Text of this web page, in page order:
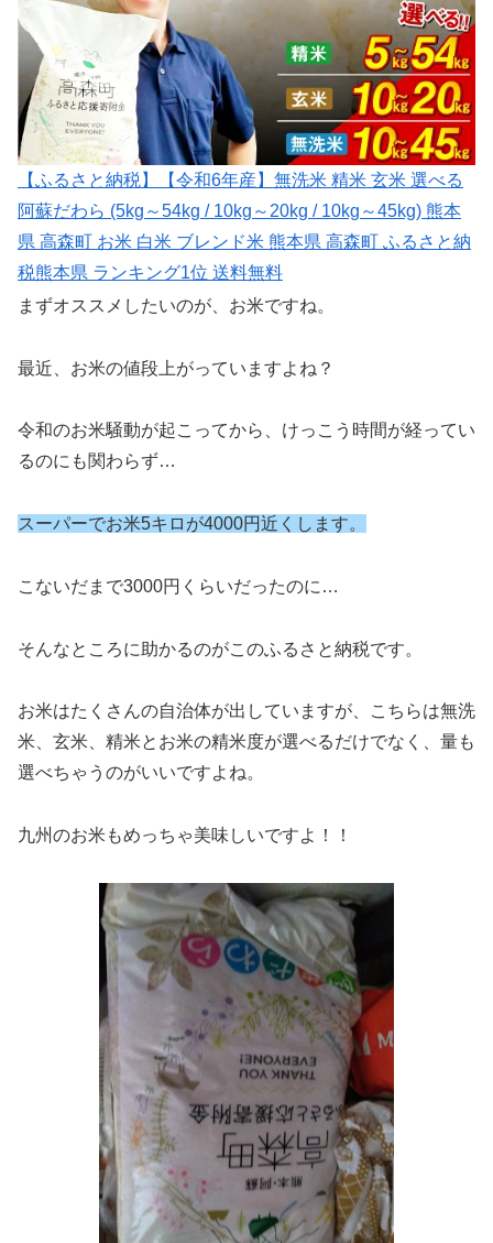
【ふるさと納税】【令和6年産】無洗米 精米 玄米 選べる
阿蘇だわら (5kg～54kg / 10kg～20kg / 10kg～45kg) 熊本
県 高森町 お米 白米 ブレンド米 熊本県 高森町 ふるさと納
税熊本県 ランキング1位 送料無料
まずオススメしたいのが、お米ですね。
最近、お米の値段上がっていますよね？
令和のお米騒動が起こってから、けっこう時間が経ってい
るのにも関わらず…
スーパーでお米5キロが4000円近くします。
こないだまで3000円くらいだったのに…
そんなところに助かるのがこのふるさと納税です。
お米はたくさんの自治体が出していますが、こちらは無洗
米、玄米、精米とお米の精米度が選べるだけでなく、量も
選べちゃうのがいいですよね。
九州のお米もめっちゃ美味しいですよ！！